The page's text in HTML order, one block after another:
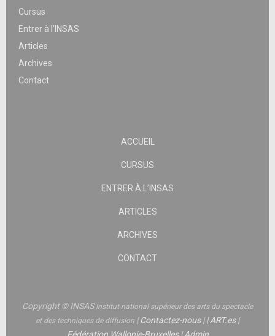
Cursus
Entrer à l’INSAS
Articles
Archives
Contact
ACCUEIL
CURSUS
ENTRER À L’INSAS
ARTICLES
ARCHIVES
CONTACT
Copyright © INSASInstitut national supérieur des arts du spectacle
et des techniques de diffusion |Contactez-nous||ART.es|